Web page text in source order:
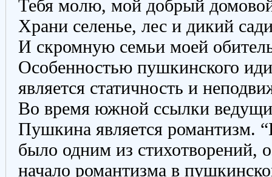
Тебя молю, мой добрый
Храни селенье, лес и дикий
И скромную семьи моей
Особенностью пушкинского
является статичность и
Во время южной ссылки
Пушкина является романтизм.
было одним из стихотворений,
начало романтизма в